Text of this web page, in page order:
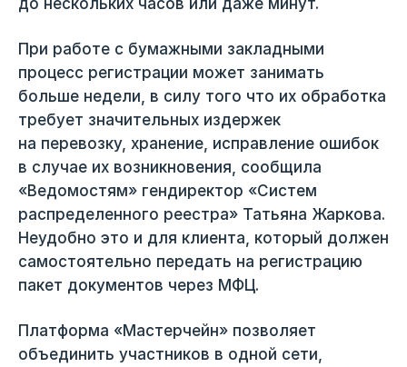
При работе с бумажными закладными
процесс регистрации может занимать
больше недели, в силу того что их обработка
требует значительных издержек
на перевозку, хранение, исправление ошибок
в случае их возникновения, сообщила
«Ведомостям» гендиректор «Систем
распределенного реестра» Татьяна Жаркова.
Неудобно это и для клиента, который должен
самостоятельно передать на регистрацию
пакет документов через МФЦ.
Платформа «Мастерчейн» позволяет
объединить участников в одной сети,